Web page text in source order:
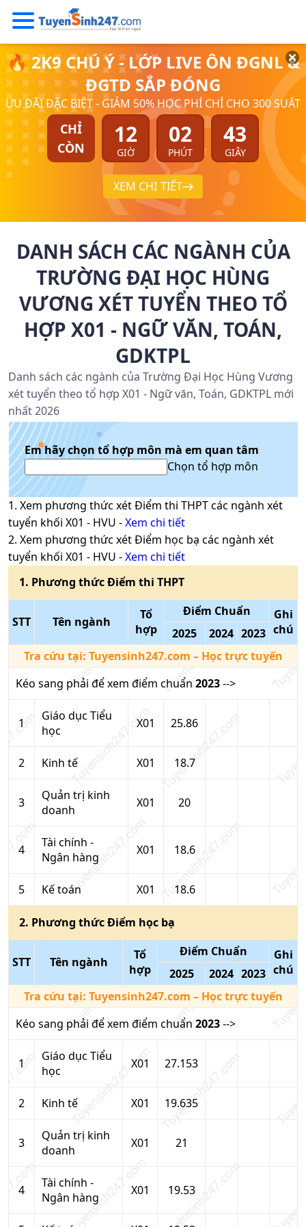
🔥 2K9 CHÚ Ý - LỚP LIVE ÔN ĐGNL &
ĐGTD SẮP ĐÓNG
ƯU ĐÃI ĐẶC BIỆT - GIẢM 50% HỌC PHÍ CHỈ CHO 300 SUẤT
CHỈ
CÒN
12
GIỜ
02
PHÚT
43
GIÂY
XEM CHI TIẾT
DANH SÁCH CÁC NGÀNH CỦA
TRƯỜNG ĐẠI HỌC HÙNG
VƯƠNG XÉT TUYỂN THEO TỔ
HỢP X01 - NGỮ VĂN, TOÁN,
GDKTPL
Danh sách các ngành của Trường Đại Học Hùng Vương
xét tuyển theo tổ hợp X01 - Ngữ văn, Toán, GDKTPL mới
nhất 2026
Em hãy chọn tổ hợp môn mà em quan tâm
Chọn tổ hợp môn
1. Xem phương thức xétĐiểm thi THPTcác ngành xét
tuyển khối X01 - HVU -Xem chi tiết
2. Xem phương thức xétĐiểm học bạ các ngành xét
tuyển khối X01 - HVU -Xem chi tiết
1. Phương thứcĐiểm thi THPT
STT Tên ngành
Tổ
hợp
Điểm Chuẩn
Ghi
chú
2025 2024 2023
Tra cứu tại: Tuyensinh247.com – Học trực tuyến
Kéo sang phải để xem điểm chuẩn 2023-->
1
Giáo dục Tiểu
học
X01 25.86
2 Kinh tế X01 18.7
3
Quản trị kinh
doanh
X01 20
4
Tài chính -
Ngân hàng
X01 18.6
5 Kế toán X01 18.6
2. Phương thứcĐiểm học bạ
STT Tên ngành
Tổ
hợp
Điểm Chuẩn
Ghi
chú
2025 2024 2023
Tra cứu tại: Tuyensinh247.com – Học trực tuyến
Kéo sang phải để xem điểm chuẩn 2023-->
1
Giáo dục Tiểu
học
X01 27.153
2 Kinh tế X01 19.635
3
Quản trị kinh
doanh
X01 21
4
Tài chính -
Ngân hàng
X01 19.53